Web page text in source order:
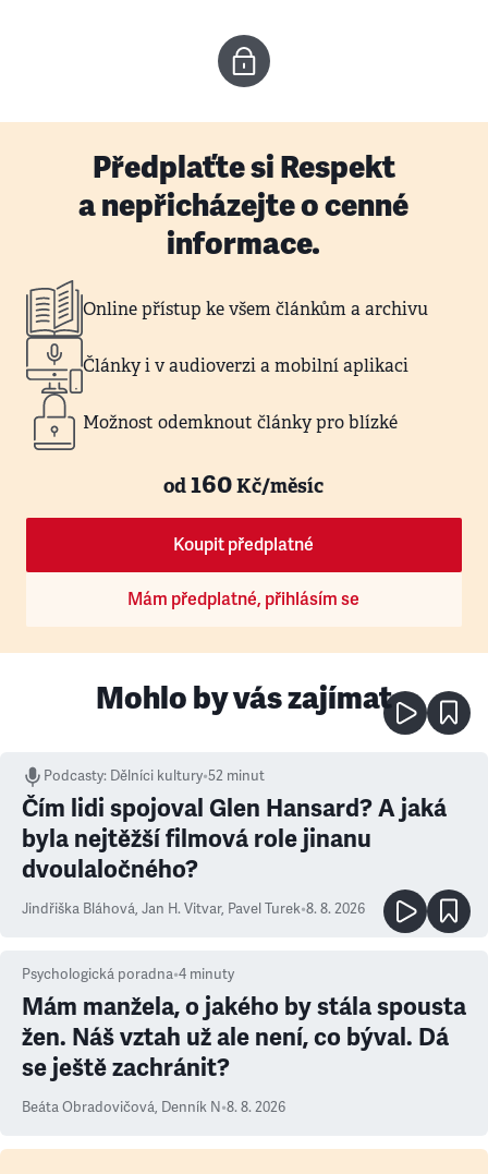
Předplaťte si Respekt
a nepřicházejte o cenné
informace.
Online přístup ke všem článkům a archivu
Články i v audioverzi a mobilní aplikaci
Možnost odemknout články pro blízké
od160Kč/měsíc
Koupit předplatné
Mám předplatné, přihlásím se
Mohlo by vás zajímat
Podcasty: Dělníci kultury•52 minut
Čím lidi spojoval Glen Hansard? A jaká
byla nejtěžší filmová role jinanu
dvoulaločného?
Jindřiška Bláhová, Jan H. Vitvar, Pavel Turek•8. 8. 2026
Psychologická poradna•4 minuty
Mám manžela, o jakého by stála spousta
žen. Náš vztah už ale není, co býval. Dá
se ještě zachránit?
Beáta Obradovičová, Denník N•8. 8. 2026